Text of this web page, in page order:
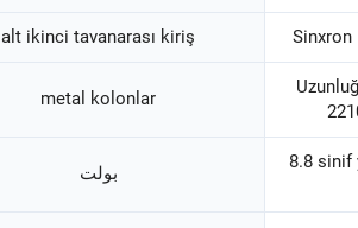
alt ikinci tavanarası kiriş Sinxron
metal kolonlar
بولت
8.8 sinif